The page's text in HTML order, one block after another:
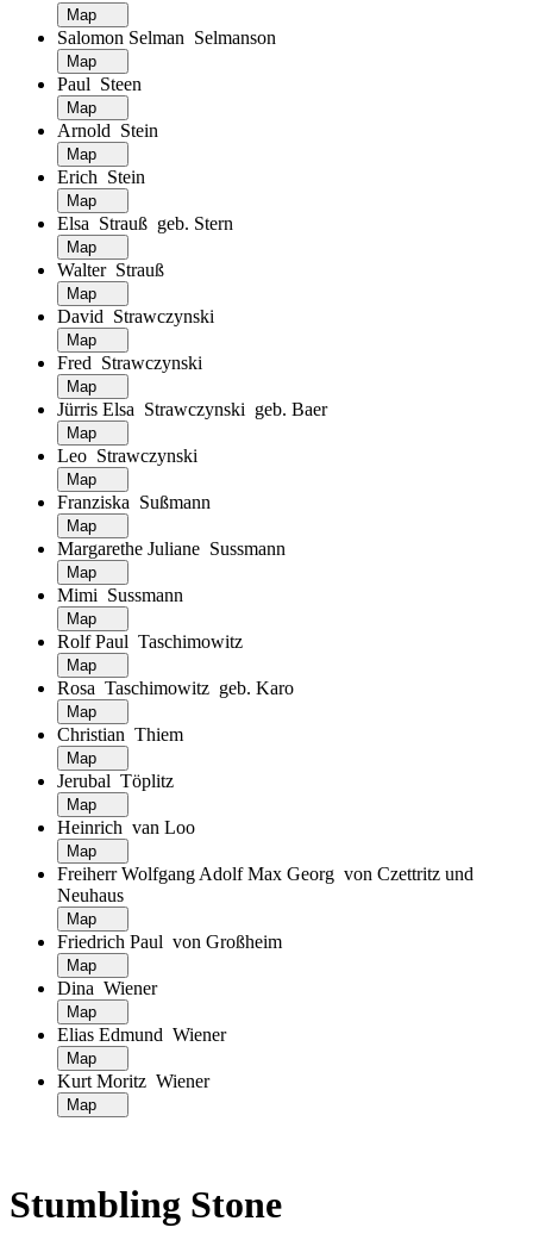
Salomon Selman Selmanson
Paul Steen
Arnold Stein
Erich Stein
Elsa Strauß geb. Stern
Walter Strauß
David Strawczynski
Fred Strawczynski
Jürris Elsa Strawczynski geb. Baer
Leo Strawczynski
Franziska Sußmann
Margarethe Juliane Sussmann
Mimi Sussmann
Rolf Paul Taschimowitz
Rosa Taschimowitz geb. Karo
Christian Thiem
Jerubal Töplitz
Heinrich van Loo
Freiherr Wolfgang Adolf Max Georg von Czettritz und
Neuhaus
Friedrich Paul von Großheim
Dina Wiener
Elias Edmund Wiener
Kurt Moritz Wiener
Stumbling Stone